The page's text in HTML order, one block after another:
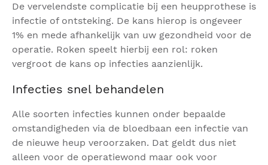
De vervelendste complicatie bij een heupprothese is
infectie of ontsteking. De kans hierop is ongeveer
1% en mede afhankelijk van uw gezondheid voor de
operatie. Roken speelt hierbij een rol: roken
vergroot de kans op infecties aanzienlijk.
Infecties snel behandelen
Alle soorten infecties kunnen onder bepaalde
omstandigheden via de bloedbaan een infectie van
de nieuwe heup veroorzaken. Dat geldt dus niet
alleen voor de operatiewond maar ook voor